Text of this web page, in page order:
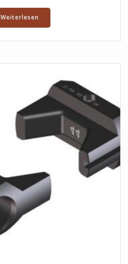
Weiterlesen